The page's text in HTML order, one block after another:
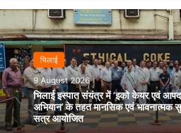
भिलाई
9 August 2026
भिलाई इस्पात संयंत्र में ‘इको केयर एवं
अभियान’ के तहत मानसिक एवं भावनात्मक
सत्र आयोजित